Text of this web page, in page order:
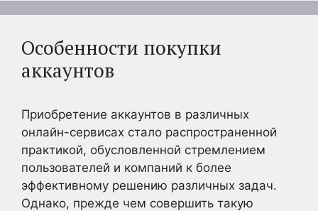
Особенности покупки
аккаунтов
Приобретение аккаунтов в различных
онлайн-сервисах стало распространенной
практикой, обусловленной стремлением
пользователей и компаний к более
эффективному решению различных задач.
Однако, прежде чем совершить такую